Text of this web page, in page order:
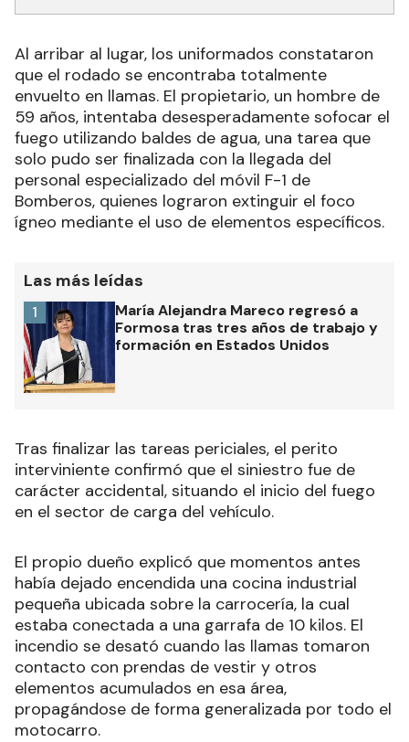
Al arribar al lugar, los uniformados constataron
que el rodado se encontraba totalmente
envuelto en llamas. El propietario, un hombre de
59 años, intentaba desesperadamente sofocar el
fuego utilizando baldes de agua, una tarea que
solo pudo ser finalizada con la llegada del
personal especializado del móvil F-1 de
Bomberos, quienes lograron extinguir el foco
ígneo mediante el uso de elementos específicos.
Las más leídas
María Alejandra Mareco regresó a
Formosa tras tres años de trabajo y
formación en Estados Unidos
1
Tras finalizar las tareas periciales, el perito
interviniente confirmó que el siniestro fue de
carácter accidental, situando el inicio del fuego
en el sector de carga del vehículo.
El propio dueño explicó que momentos antes
había dejado encendida una cocina industrial
pequeña ubicada sobre la carrocería, la cual
estaba conectada a una garrafa de 10 kilos. El
incendio se desató cuando las llamas tomaron
contacto con prendas de vestir y otros
elementos acumulados en esa área,
propagándose de forma generalizada por todo el
motocarro.